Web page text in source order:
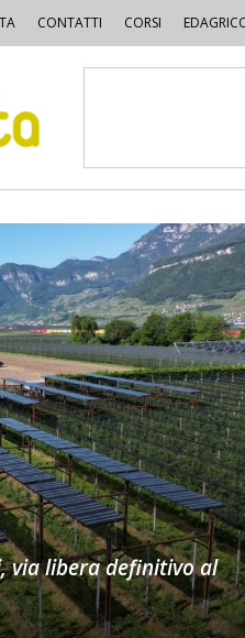
CONTATTI CORSI
via libera definitivo al